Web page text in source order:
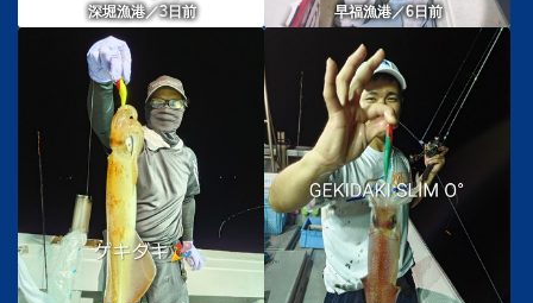
深堀漁港／3日前 早福漁港／6日前